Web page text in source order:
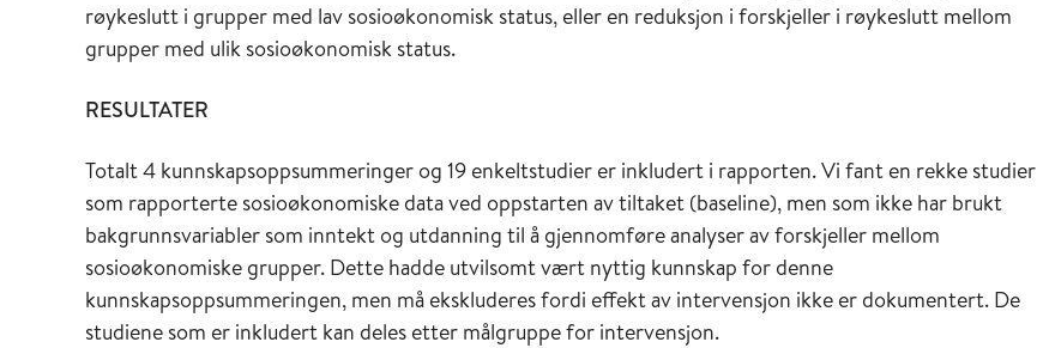
røykeslutt i grupper med lav sosioøkonomisk status, eller en reduksjon i forskjeller i røykeslutt mellom
grupper med ulik sosioøkonomisk status.
RESULTATER
Totalt 4 kunnskapsoppsummeringer og 19 enkeltstudier er inkludert i rapporten. Vi fant en rekke studier
som rapporterte sosioøkonomiske data ved oppstarten av tiltaket (baseline), men som ikke har brukt
bakgrunnsvariabler som inntekt og utdanning til å gjennomføre analyser av forskjeller mellom
sosioøkonomiske grupper. Dette hadde utvilsomt vært nyttig kunnskap for denne
kunnskapsoppsummeringen, men må ekskluderes fordi effekt av intervensjon ikke er dokumentert. De
studiene som er inkludert kan deles etter målgruppe for intervensjon.